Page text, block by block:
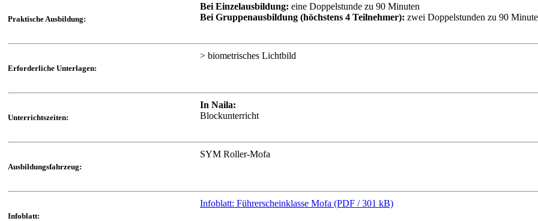
Praktische Ausbildung:
Bei Einzelausbildung: eine Doppelstunde zu 90 Minuten
Bei Gruppenausbildung (höchstens 4 Teilnehmer): zwei Doppelstunden zu 90
Erforderliche Unterlagen:
> biometrisches Lichtbild
Unterrichtszeiten:
In Naila:
Blockunterricht
Ausbildungsfahrzeug:
SYM Roller-Mofa
Infoblatt:
Infoblatt: Führerscheinklasse Mofa (PDF / 301 kB)